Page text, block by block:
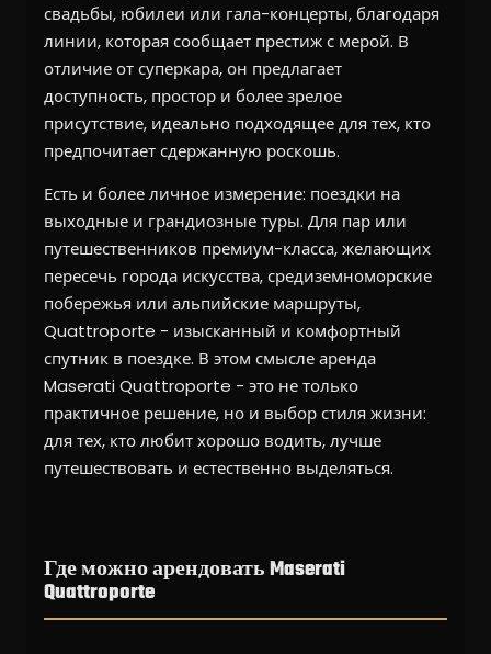
свадьбы, юбилеи или гала-концерты, благодаря
линии, которая сообщает престиж с мерой. В
отличие от суперкара, он предлагает
доступность, простор и более зрелое
присутствие, идеально подходящее для тех, кто
предпочитает сдержанную роскошь.
Есть и более личное измерение: поездки на
выходные и грандиозные туры. Для пар или
путешественников премиум-класса, желающих
пересечь города искусства, средиземноморские
побережья или альпийские маршруты,
Quattroporte - изысканный и комфортный
спутник в поездке. В этом смысле аренда
Maserati Quattroporte - это не только
практичное решение, но и выбор стиля жизни:
для тех, кто любит хорошо водить, лучше
путешествовать и естественно выделяться.
Где можно арендовать Maserati
Quattroporte